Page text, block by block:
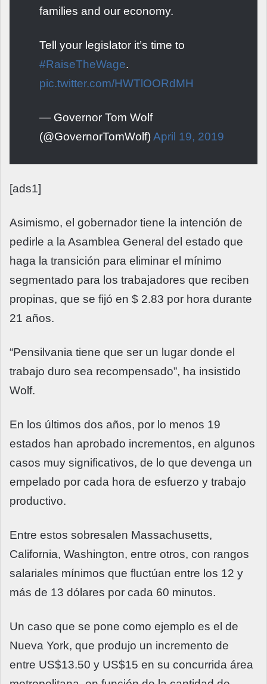
families and our economy.
Tell your legislator it’s time to
#RaiseTheWage.
pic.twitter.com/HWTlOORdMH
— Governor Tom Wolf
(@GovernorTomWolf)April 19, 2019
[ads1]
Asimismo, el gobernador tiene la intención de
pedirle a la Asamblea General del estado que
haga la transición para eliminar el mínimo
segmentado para los trabajadores que reciben
propinas, que se fijó en $ 2.83 por hora durante
21 años.
“Pensilvania tiene que ser un lugar donde el
trabajo duro sea recompensado”, ha insistido
Wolf.
En los últimos dos años, por lo menos 19
estados han aprobado incrementos, en algunos
casos muy significativos, de lo que devenga un
empelado por cada hora de esfuerzo y trabajo
productivo.
Entre estos sobresalen Massachusetts,
California, Washington, entre otros, con rangos
salariales mínimos que fluctúan entre los 12 y
más de 13 dólares por cada 60 minutos.
Un caso que se pone como ejemplo es el de
Nueva York, que produjo un incremento de
entre US$13.50 y US$15 en su concurrida área